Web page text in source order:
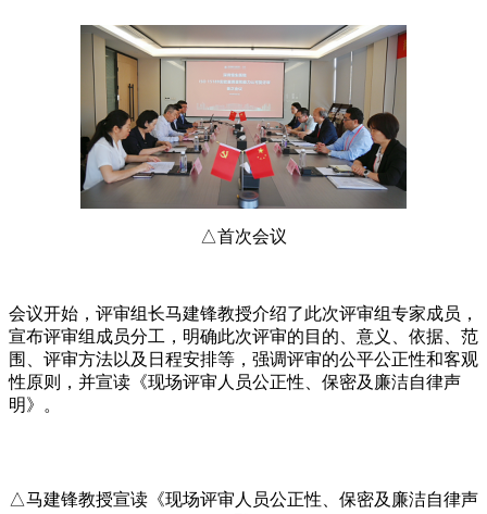
△首次会议
会议开始，评审组长马建锋教授介绍了此次评审组专家成员，
宣布评审组成员分工，明确此次评审的目的、意义、依据、范
围、评审方法以及日程安排等，强调评审的公平公正性和客观
性原则，并宣读《现场评审人员公正性、保密及廉洁自律声
明》。
△马建锋教授宣读《现场评审人员公正性、保密及廉洁自律声